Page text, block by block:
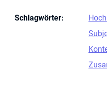
Schlagwörter: